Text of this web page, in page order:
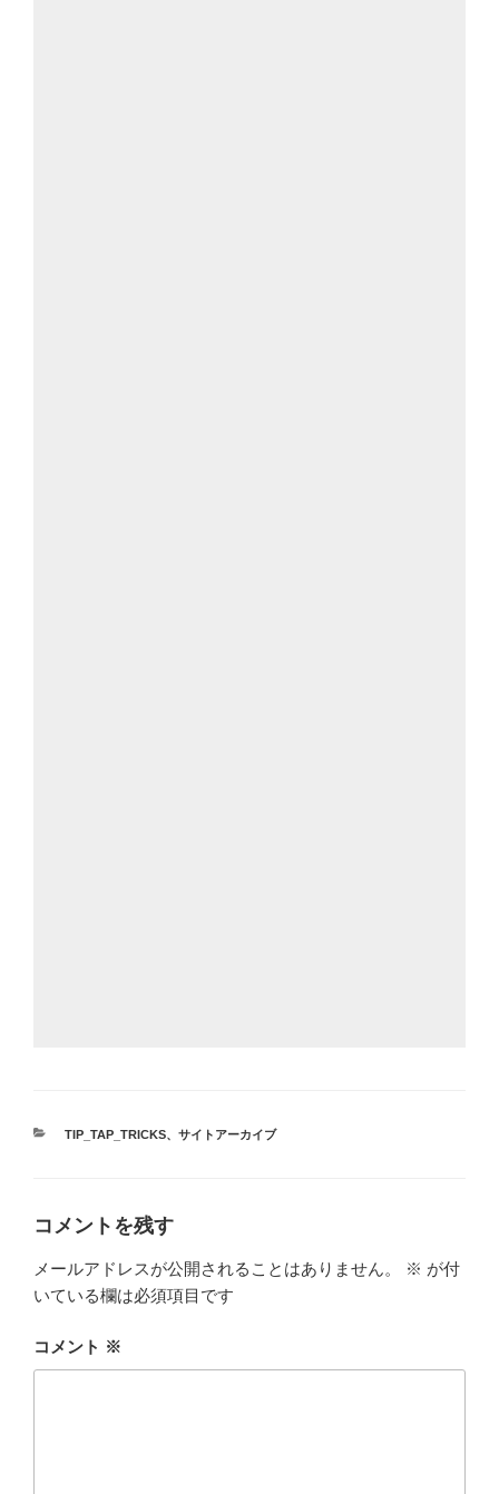
カ
TIP_TAP_TRICKS、 サイトアーカイブ
コメントを残す
メールアドレスが公開されることはありません。 ※ が付
いている欄は必須項目です
コメント ※